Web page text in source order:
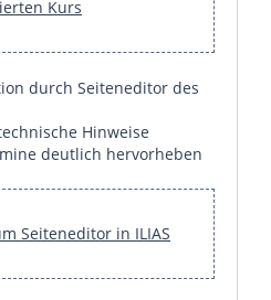
Kurs
durch Seiteneditor des
Hinweise
deutlich hervorheben
Seiteneditor in ILIAS